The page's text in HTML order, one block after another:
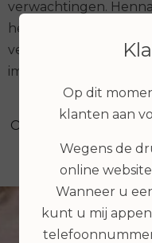
verwachtingen.
heel belangrijk goed
verwacht, na de
immers niet zomaar
Online reserveren
Op dit
klanten aan
Wegens de
online
Wanneer u
kunt u mij